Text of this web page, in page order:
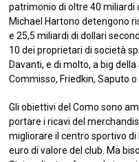
patrimonio di oltre 40 miliardi
Michael Hartono detengono
e 25,5 miliardi di dollari
10 dei proprietari di società
Davanti, e di molto, a big
Commisso, Friedkin, Saputo o
Gli obiettivi del Como sono
portare i ricavi del
migliorare il centro sportivo
euro di valore del club. Ma